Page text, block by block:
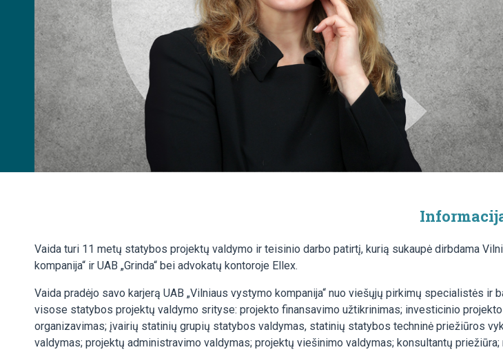
Vaida turi 11 metų statybos projektų valdymo ir teisinio darbo patirtį, kurią sukaupė dirbdama
kompanija“ ir UAB „Grinda“ bei advokatų kontoroje Ellex.
Vaida pradėjo savo karjerą UAB „Vilniaus vystymo kompanija“ nuo viešųjų pirkimų specialistės
visose statybos projektų valdymo srityse: projekto finansavimo užtikrinimas; investicinio
organizavimas; įvairių statinių grupių statybos valdymas, statinių statybos techninė priežiūros
valdymas; projektų administravimo valdymas; projektų viešinimo valdymas; konsultantų